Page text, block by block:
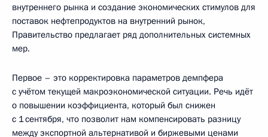
внутреннего рынка и создание экономических стимулов для
поставок нефтепродуктов на внутренний рынок,
Правительство предлагает ряд дополнительных системных
мер.
Первое – это корректировка параметров демпфера
с учётом текущей макроэкономической ситуации. Речь идёт
о повышении коэффициента, который был снижен
с 1 сентября, что позволит нам компенсировать разницу
между экспортной альтернативой и биржевыми ценами